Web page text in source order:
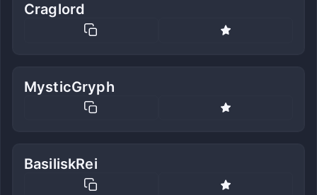
Craglord
MysticGryph
BasiliskRei